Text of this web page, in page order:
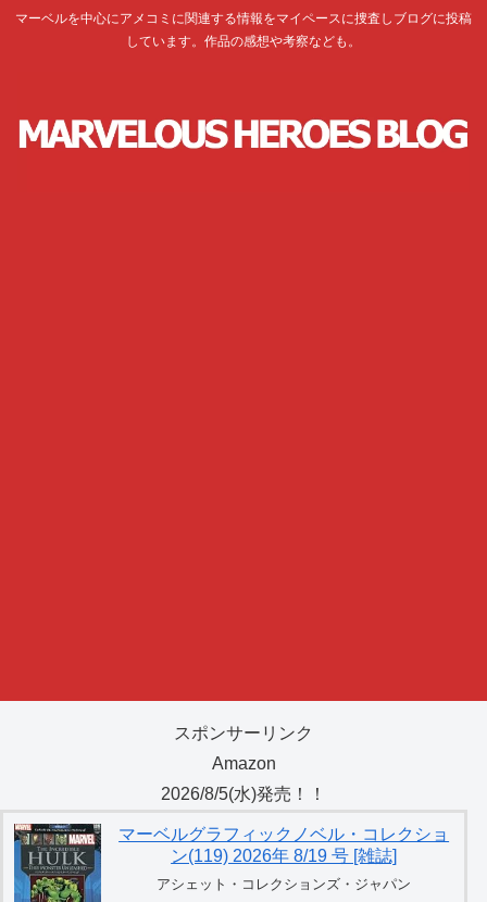
マーベルを中心にアメコミに関連する情報をマイペースに捜査しブログに投稿
しています。作品の感想や考察なども。
スポンサーリンク
Amazon
2026/8/5(水)発売！！
マーベルグラフィックノベル・コレクショ
ン(119) 2026年 8/19 号 [雑誌]
アシェット・コレクションズ・ジャパン